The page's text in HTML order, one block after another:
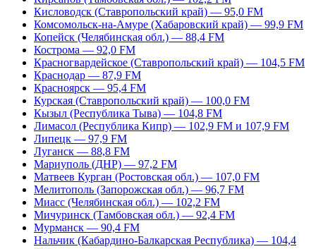
Кисловодск (Ставропольский край) — 95,0 FM
Комсомольск-на-Амуре (Хабаровский край) — 99,9 FM
Копейск (Челябинская обл.) — 88,4 FM
Кострома — 92,0 FM
Красногвардейское (Ставропольский край) — 104,5 FM
Краснодар — 87,9 FM
Красноярск — 95,4 FM
Курская (Ставропольский край) — 100,0 FM
Кызыл (Республика Тыва) — 104,8 FM
Лимасол (Республика Кипр) — 102,9 FM и 107,9 FM
Липецк — 97,9 FM
Луганск — 88,8 FM
Мариуполь (ДНР) — 97,2 FM
Матвеев Курган (Ростовская обл.) — 107,0 FM
Мелитополь (Запорожская обл.) — 96,7 FM
Миасс (Челябинская обл.) — 102,2 FM
Мичуринск (Тамбовская обл.) — 92,4 FM
Мурманск — 90,4 FM
Нальчик (Кабардино-Балкарская Республика) — 104,4